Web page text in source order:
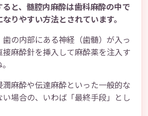
と、髄腔内麻酔は歯科麻酔の中で
りやすい方法とされています。
の内部にある神経（歯髄）が入っ
麻酔針を挿入して麻酔薬を注入す
潤麻酔や伝達麻酔といった一般的な
場合の、いわば「最終手段」とし